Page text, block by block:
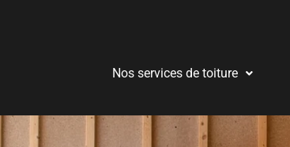
Nos services de toiture